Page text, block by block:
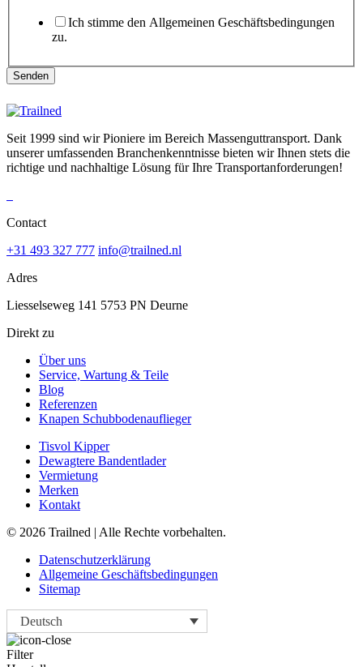
Ich stimme den Allgemeinen Geschäftsbedingungen
zu.
Senden
Seit 1999 sind wir Pioniere im Bereich Massenguttransport. Dank
unserer umfassenden Branchenkenntnisse bieten wir Ihnen stets die
richtige und nachhaltige Lösung für Ihre Transportanforderungen!
Contact
+31 493 327 777 info@trailned.nl
Adres
Liesselseweg 141 5753 PN Deurne
Direkt zu
Über uns
Service, Wartung & Teile
Blog
Referenzen
Knapen Schubbodenauflieger
Tisvol Kipper
Dewagtere Bandentlader
Vermietung
Merken
Kontakt
© 2026 Trailned | Alle Rechte vorbehalten.
Datenschutzerklärung
Allgemeine Geschäftsbedingungen
Sitemap
Deutsch
Filter